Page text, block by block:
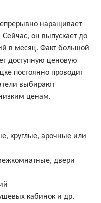
наращивает
он выпускает до
в месяц. Факт большой
доступную ценовую
постоянно проводит
выбирают
ценам.
круглые, арочные или
двери
кабинок и др.